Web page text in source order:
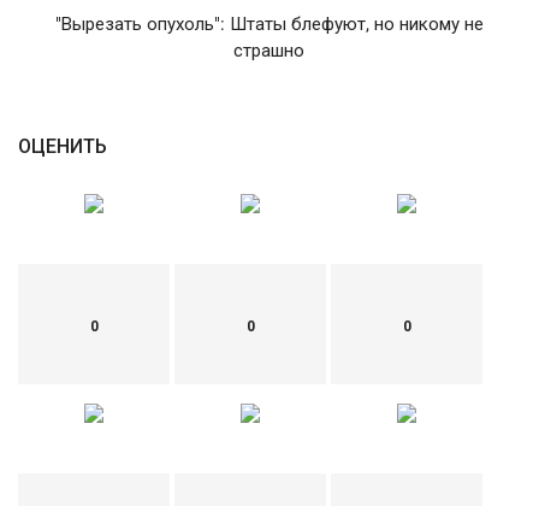
"Вырезать опухоль": Штаты блефуют, но никому не
страшно
ОЦЕНИТЬ
0 0 0